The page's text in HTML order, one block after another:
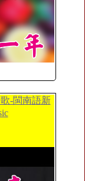
-閩南語新